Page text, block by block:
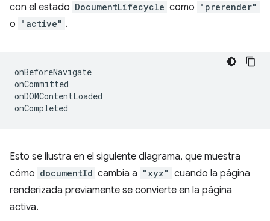
con el estado DocumentLifecycle como "prerender"
o "active" .
onBeforeNavigate
onCommitted
onDOMContentLoaded
onCompleted
Esto se ilustra en el siguiente diagrama, que muestra
cómo documentId cambia a "xyz" cuando la página
renderizada previamente se convierte en la página
activa.